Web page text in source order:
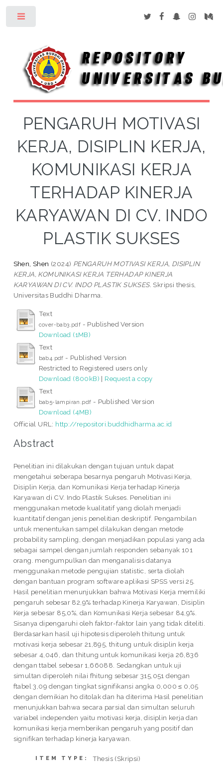
PENGARUH MOTIVASI
KERJA, DISIPLIN KERJA,
KOMUNIKASI KERJA
TERHADAP KINERJA
KARYAWAN DI CV. INDO
PLASTIK SUKSES
Shen, Shen (2024) PENGARUH MOTIVASI KERJA, DISIPLIN
KERJA, KOMUNIKASI KERJA TERHADAP KINERJA
KARYAWAN DI CV. INDO PLASTIK SUKSES. Skripsi thesis,
Universitas Buddhi Dharma.
Text
cover-bab3.pdf - Published Version
Download (1MB)
Text
bab4.pdf - Published Version
Restricted to Registered users only
Download (800kB) | Request a copy
Text
bab5-lampiran.pdf - Published Version
Download (4MB)
Official URL: http://repositori.buddhidharma.ac.id
Abstract
Penelitian ini dilakukan dengan tujuan untuk dapat
mengetahui seberapa besarnya pengaruh Motivasi Kerja,
Disiplin Kerja, dan Komunikasi Kerja terhadap Kinerja
Karyawan di CV. Indo Plastik Sukses. Penelitian ini
menggunakan metode kualitatif yang diolah menjadi
kuantitatif dengan jenis penelitian deskriptif. Pengambilan
untuk menentukan sampel dilakukan dengan metode
probability sampling, dengan menjadikan populasi yang ada
sebagai sampel dengan jumlah responden sebanyak 101
orang. mengumpulkan dan menganalisis datanya
menggunakan metode pengujian statistic, serta diolah
dengan bantuan program software aplikasi SPSS versi 25.
Hasil penelitian menunjukkan bahwa Motivasi Kerja memiliki
pengaruh sebesar 82,9% terhadap Kinerja Karyawan, Disiplin
Kerja sebesar 85,0%, dan Komunikasi Kerja sebesar 84,9%.
Sisanya dipengaruhi oleh faktor-faktor lain yang tidak diteliti.
Berdasarkan hasil uji hipotesis diperoleh thitung untuk
motivasi kerja sebesar 21,895, thitung untuk disiplin kerja
sebesar 4,046, dan thitung untuk komunikasi kerja 26,836
dengan ttabel sebesar 1,66088. Sedangkan untuk uji
simultan diperoleh nilai fhitung sebesar 315,051 dengan
ftabel 3,09 dengan tingkat signifikansi angka 0,000 ≤ 0,05
dengan demikian ho ditolak dan ha diterima Hasil penelitian
menunjukkan bahwa secara parsial dan simultan seluruh
variabel independen yaitu motivasi kerja, disiplin kerja dan
komunikasi kerja memberikan pengaruh yang positif dan
signifikan terhadap kinerja karyawan.
ITEM TYPE: Thesis (Skripsi)